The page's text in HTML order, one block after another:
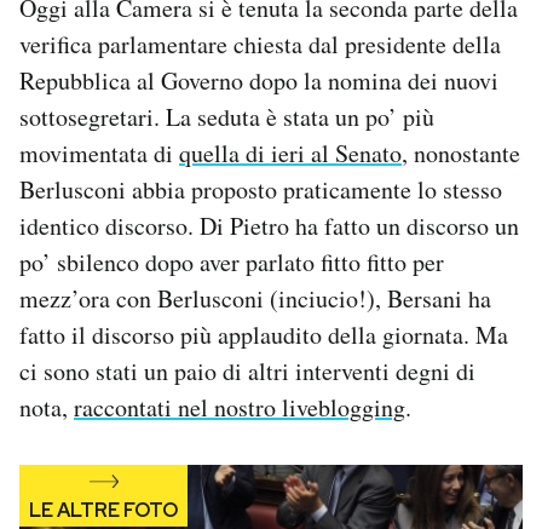
CALENDARIO
AREA PERSONALE
Area Personale
Notifiche mobile
Regala il Post
Hai bisogno di aiuto?
Esci
Oggi alla Camera si è tenuta la seconda parte della
verifica parlamentare chiesta dal presidente della
Repubblica al Governo dopo la nomina dei nuovi
sottosegretari. La seduta è stata un po’ più
movimentata di quella di ieri al Senato, nonostante
Berlusconi abbia proposto praticamente lo stesso
identico discorso. Di Pietro ha fatto un discorso un
po’ sbilenco dopo aver parlato fitto fitto per
mezz’ora con Berlusconi (inciucio!), Bersani ha
fatto il discorso più applaudito della giornata. Ma
ci sono stati un paio di altri interventi degni di
nota, raccontati nel nostro liveblogging.